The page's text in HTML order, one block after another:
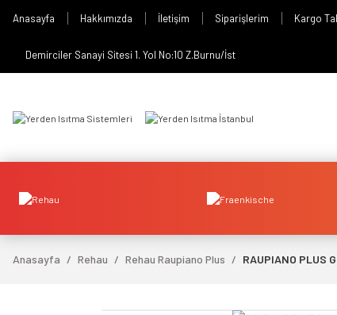
Anasayfa Hakkımızda İletişim Siparişlerim Kargo
Demirciler Sanayi Sitesi 1. Yol No:10 Z.Burnu/İst
Anasayfa Rehau Rehau Raupiano Plus RAUPIANO PLUS